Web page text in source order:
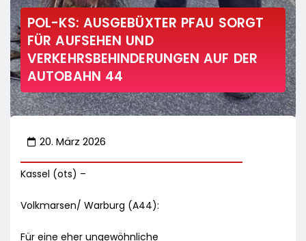
POL-KS: AUSGEBÜXTER PFAU SORGT
FÜR AUFSEHEN UND
VERKEHRSBEHINDERUNGEN AUF DER
AUTOBAHN 44
20. März 2026
Kassel (ots) –
Volkmarsen/ Warburg (A44):
Für eine eher ungewöhnliche